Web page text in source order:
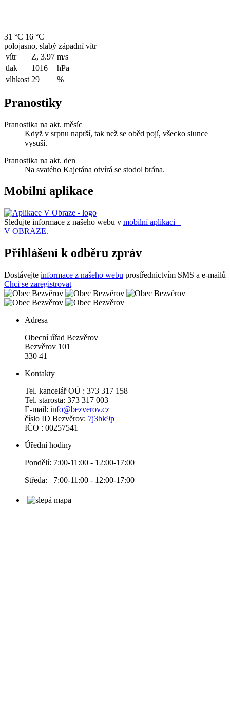
31 °C 16 °C
polojasno, slabý západní vítr
vítr
Z, 3.97 m/s
tlak
1016
hPa
vlhkost 29 %
Pranostiky
Pranostika na akt. měsíc
Když v srpnu naprší, tak než se oběd pojí, všecko slunce
vysuší.
Pranostika na akt. den
Na svatého Kajetána otvírá se stodol brána.
Mobilní aplikace
Sledujte informace z našeho webu v mobilní aplikaci –
V OBRAZE.
Přihlášení k odběru zpráv
Dostávejte informace z našeho webu prostřednictvím SMS a e-mailů
Chci se zaregistrovat
Adresa
Obecní úřad Bezvěrov
Bezvěrov 101
330 41
Kontakty
Tel. kancelář OÚ : 373 317 158
Tel. starosta: 373 317 003
E-mail: info@bezverov.cz
číslo ID Bezvěrov: 7j3bk9p
IČO : 00257541
Úřední hodiny
Pondělí: 7:00-11:00 - 12:00-17:00
Středa: 7:00-11:00 - 12:00-17:00